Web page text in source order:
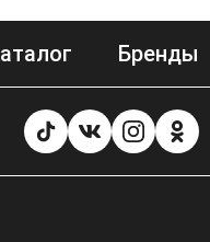
Бренды